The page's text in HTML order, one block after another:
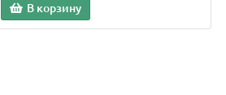
В корзину